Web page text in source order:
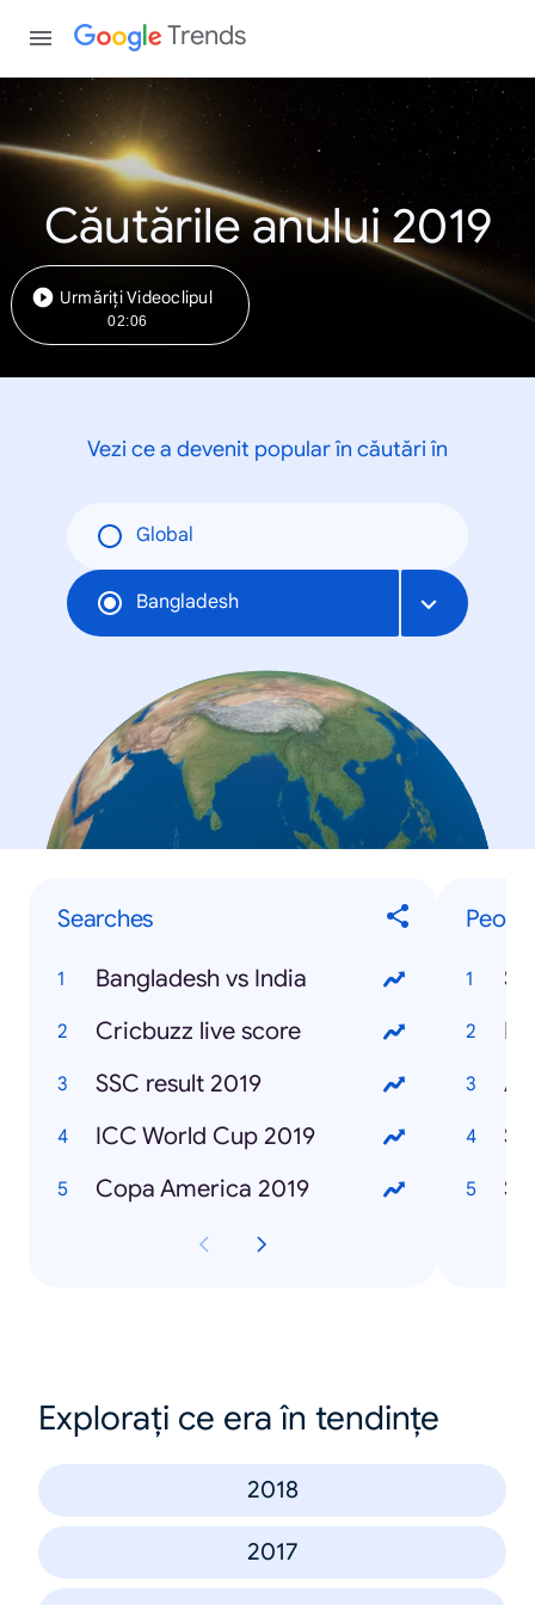
Trends
Căutările anului 2019
Urmăriți Videoclipul
02:06
Vezi ce a devenit popular în căutări în
Global
Bangladesh
Searches
Bangladesh vs India
Cricbuzz live score
SSC result 2019
ICC World Cup 2019
Copa America 2019
Explorați ce era în tendințe
2018
2017